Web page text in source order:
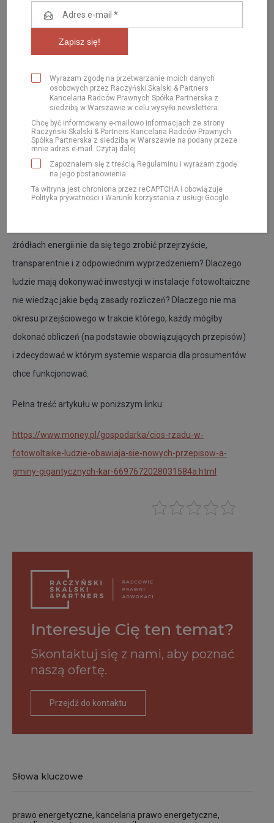
Specjalnie dlaMoney.plradca prawny Kacper Skalski
skomentował obecną sytuację związaną ze zmianą systemu
źródłach energii nie da się tego zrobić przejrzyście,
transparentnie i z odpowiednim wyprzedzeniem? Dlaczego
ludzie mają dokonywać inwestycji w instalacje fotowoltaiczne
nie wiedząc jakie będą zasady rozliczeń? Dlaczego nie ma
okresu przejściowego w trakcie którego, każdy mógłby
dokonać obliczeń (na podstawie obowiązujących przepisów)
i zdecydować w którym systemie wsparcia dla prosumentów
chce funkcjonować.
Pełna treść artykułu w poniższym linku:
https://www.money.pl/gospodarka/cios-rzadu-w-
fotowoltaike-ludzie-obawiaja-sie-nowych-przepisow-a-
gminy-gigantycznych-kar-6697672028031584a.html
Interesuje Cię ten temat?
Skontaktuj się z nami, aby poznać
naszą ofertę.
Przejdź do kontaktu
Słowa kluczowe
prawo energetyczne, kancelaria prawo energetyczne,
Wyrażam zgodę na przetwarzanie moich danych
osobowych przez Raczyński Skalski & Partners
Kancelaria Radców Prawnych Spółka Partnerska z
siedzibą w Warszawie w celu wysyłki newslettera.
Chcę być informowany e-mailowo informacjach ze strony
Raczyński Skalski & Partners Kancelaria Radców Prawnych
Spółka Partnerska z siedzibą w Warszawie na podany przeze
mnie adres e-mail. Czytaj dalej
Zapoznałem się z treścią Regulaminu i wyrażam zgodę
na jego postanowienia.
Ta witryna jest chroniona przez reCAPTCHA i obowiązuje
Polityka prywatności iWarunki korzystania z usługi Google.